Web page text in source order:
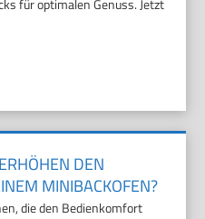
für optimalen Genuss. Jetzt
DEN
MINIBACKOFEN?
die den Bedienkomfort